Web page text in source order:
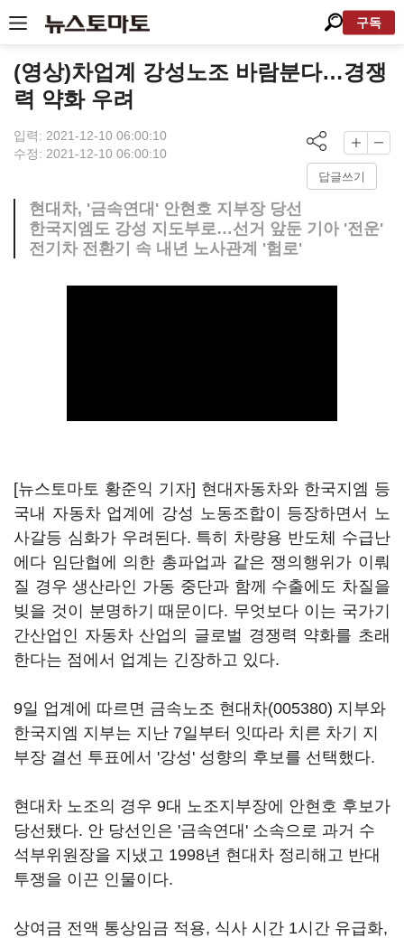
구독
(영상)차업계 강성노조 바람분다…경쟁
력 약화 우려
입력: 2021-12-10 06:00:10
수정: 2021-12-10 06:00:10
답글쓰기
현대차, '금속연대' 안현호 지부장 당선
한국지엠도 강성 지도부로…선거 앞둔 기아 '전운'
전기차 전환기 속 내년 노사관계 '험로'
[뉴스토마토 황준익 기자] 현대자동차와 한국지엠 등
국내 자동차 업계에 강성 노동조합이 등장하면서 노
사갈등 심화가 우려된다. 특히 차량용 반도체 수급난
에다 임단협에 의한 총파업과 같은 쟁의행위가 이뤄
질 경우 생산라인 가동 중단과 함께 수출에도 차질을
빚을 것이 분명하기 때문이다. 무엇보다 이는 국가기
간산업인 자동차 산업의 글로벌 경쟁력 약화를 초래
한다는 점에서 업계는 긴장하고 있다.
9일 업계에 따르면 금속노조 현대차(005380) 지부와
한국지엠 지부는 지난 7일부터 잇따라 치른 차기 지
부장 결선 투표에서 '강성' 성향의 후보를 선택했다.
현대차 노조의 경우 9대 노조지부장에 안현호 후보가
당선됐다. 안 당선인은 '금속연대' 소속으로 과거 수
석부위원장을 지냈고 1998년 현대차 정리해고 반대
투쟁을 이끈 인물이다.
상여금 전액 통상임금 적용, 식사 시간 1시간 유급화,